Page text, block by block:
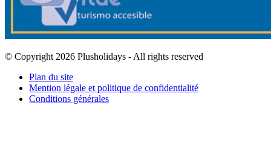
© Copyright 2026 Plusholidays - All rights reserved
Plan du site
Mention légale et politique de confidentialité
Conditions générales